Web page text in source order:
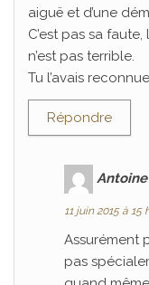
aiguë et d’une
C’est pas sa
n’est pas terrible.
Tu l’avais
Répondre
Antoine
11 juin 2015 à 15
Assurément
pas